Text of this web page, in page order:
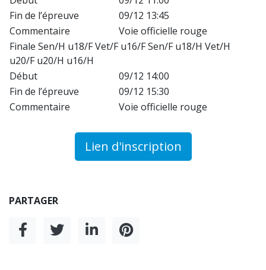
Fin de l’épreuve
09/12 13:45
Commentaire
Voie officielle rouge
Finale Sen/H u18/F Vet/F u16/F Sen/F u18/H Vet/H
u20/F u20/H u16/H
Début
09/12 14:00
Fin de l’épreuve
09/12 15:30
Commentaire
Voie officielle rouge
Lien d'inscription
PARTAGER